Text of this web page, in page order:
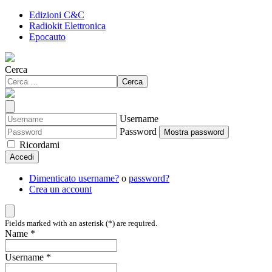
Edizioni C&C
Radiokit Elettronica
Epocauto
Cerca
Cerca
Username
Password
Mostra password
Ricordami
Accedi
Dimenticato username? o password?
Crea un account
Fields marked with an asterisk (*) are required.
Name *
Username *